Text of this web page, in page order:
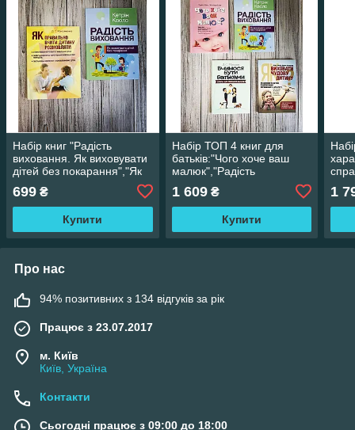
Набір книг "Радість
виховання. Як виховувати
дітей без покарання","Як
правильно вчити дитину
розмовляти"
699 ₴
Купити
Набір ТОП 4 книг для
батьків:"Чого хоче ваш
малюк","Радість
виховати","Вчимося бути
батьками"
1 609₴
Купити
1
Про нас
94% позитивних з 134 відгуків за рік
Працює з 23.07.2017
м. Київ
Київ, Україна
Контакти
Сьогодні працює з 09:00 до 18:00